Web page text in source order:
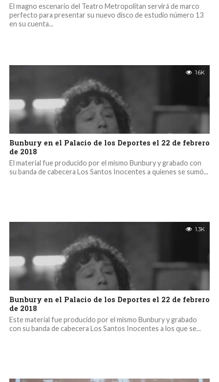
El magno escenario del Teatro Metropolitan servirá de marco
perfecto para presentar su nuevo disco de estudio número 13
en su cuenta...
1.6K
Bunbury en el Palacio de los Deportes el 22 de febrero
de 2018
El material fue producido por el mismo Bunbury y grabado con
su banda de cabecera Los Santos Inocentes a quienes se sumó...
1.3K
Bunbury en el Palacio de los Deportes el 22 de febrero
de 2018
Este material fue producido por el mismo Bunbury y grabado
con su banda de cabecera Los Santos Inocentes a los que se...